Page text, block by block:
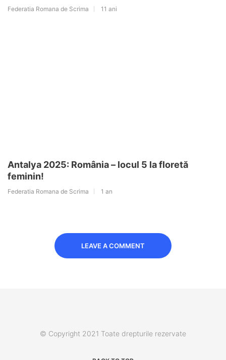
Federatia Romana de Scrima 11 ani
Antalya 2025: România – locul 5 la floretă
feminin!
Federatia Romana de Scrima 1 an
LEAVE A COMMENT
© Copyright 2021 Toate drepturile rezervate